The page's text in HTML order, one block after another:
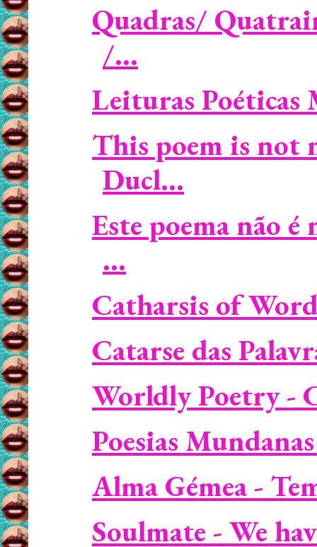
Quadras/
/...
Leituras Poéticas
This poem is not
Ducl...
Este poema não
...
Catharsis of
Catarse das
Worldly Poetry -
Poesias
Alma Gémea -
Soulmate - We